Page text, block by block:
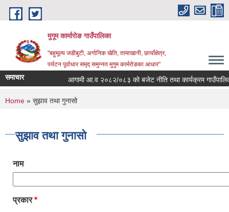
Skip to main content
मुगूम कार्मारोङ गाउँपालिका
"बहुमूल्य जडीबुटी, अर्गानिक खेति, तामाखानी, छायाँक्षेत्र,
पर्यटन पूर्वाधार समृद् समुन्नत मुगुम कार्मरोङका आधार"
समाचार आगामी आ.व २०८२/०८३ को बजेट नीति तथा कार्यक्रम
You are here
Home » सुझाव तथा गुनासो
सुझाव तथा गुनासो
नाम
प्रकार*